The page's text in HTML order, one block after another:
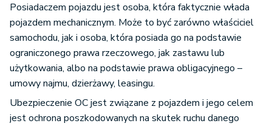
Posiadaczem pojazdu jest osoba, która faktycznie włada
pojazdem mechanicznym. Może to być zarówno właściciel
samochodu, jak i osoba, która posiada go na podstawie
ograniczonego prawa rzeczowego, jak zastawu lub
użytkowania, albo na podstawie prawa obligacyjnego –
umowy najmu, dzierżawy, leasingu.
Ubezpieczenie OC jest związane z pojazdem i jego celem
jest ochrona poszkodowanych na skutek ruchu danego